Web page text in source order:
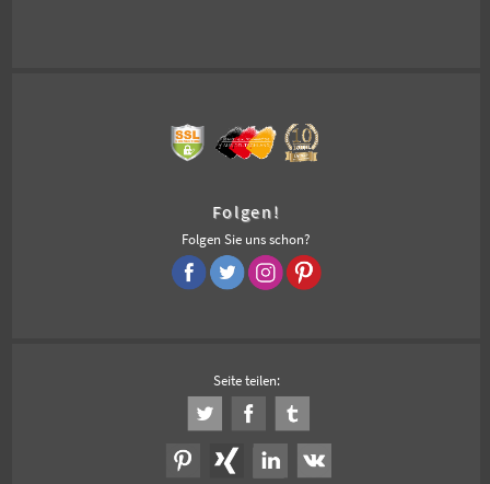
Folgen!
Folgen Sie uns schon?
Seite teilen: